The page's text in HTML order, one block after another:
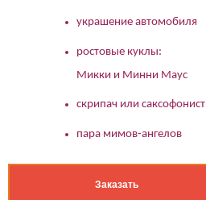
украшение автомобиля
ростовые куклы:
Микки и Минни Маус
скрипач или саксофонист
пара мимов-ангелов
Заказать